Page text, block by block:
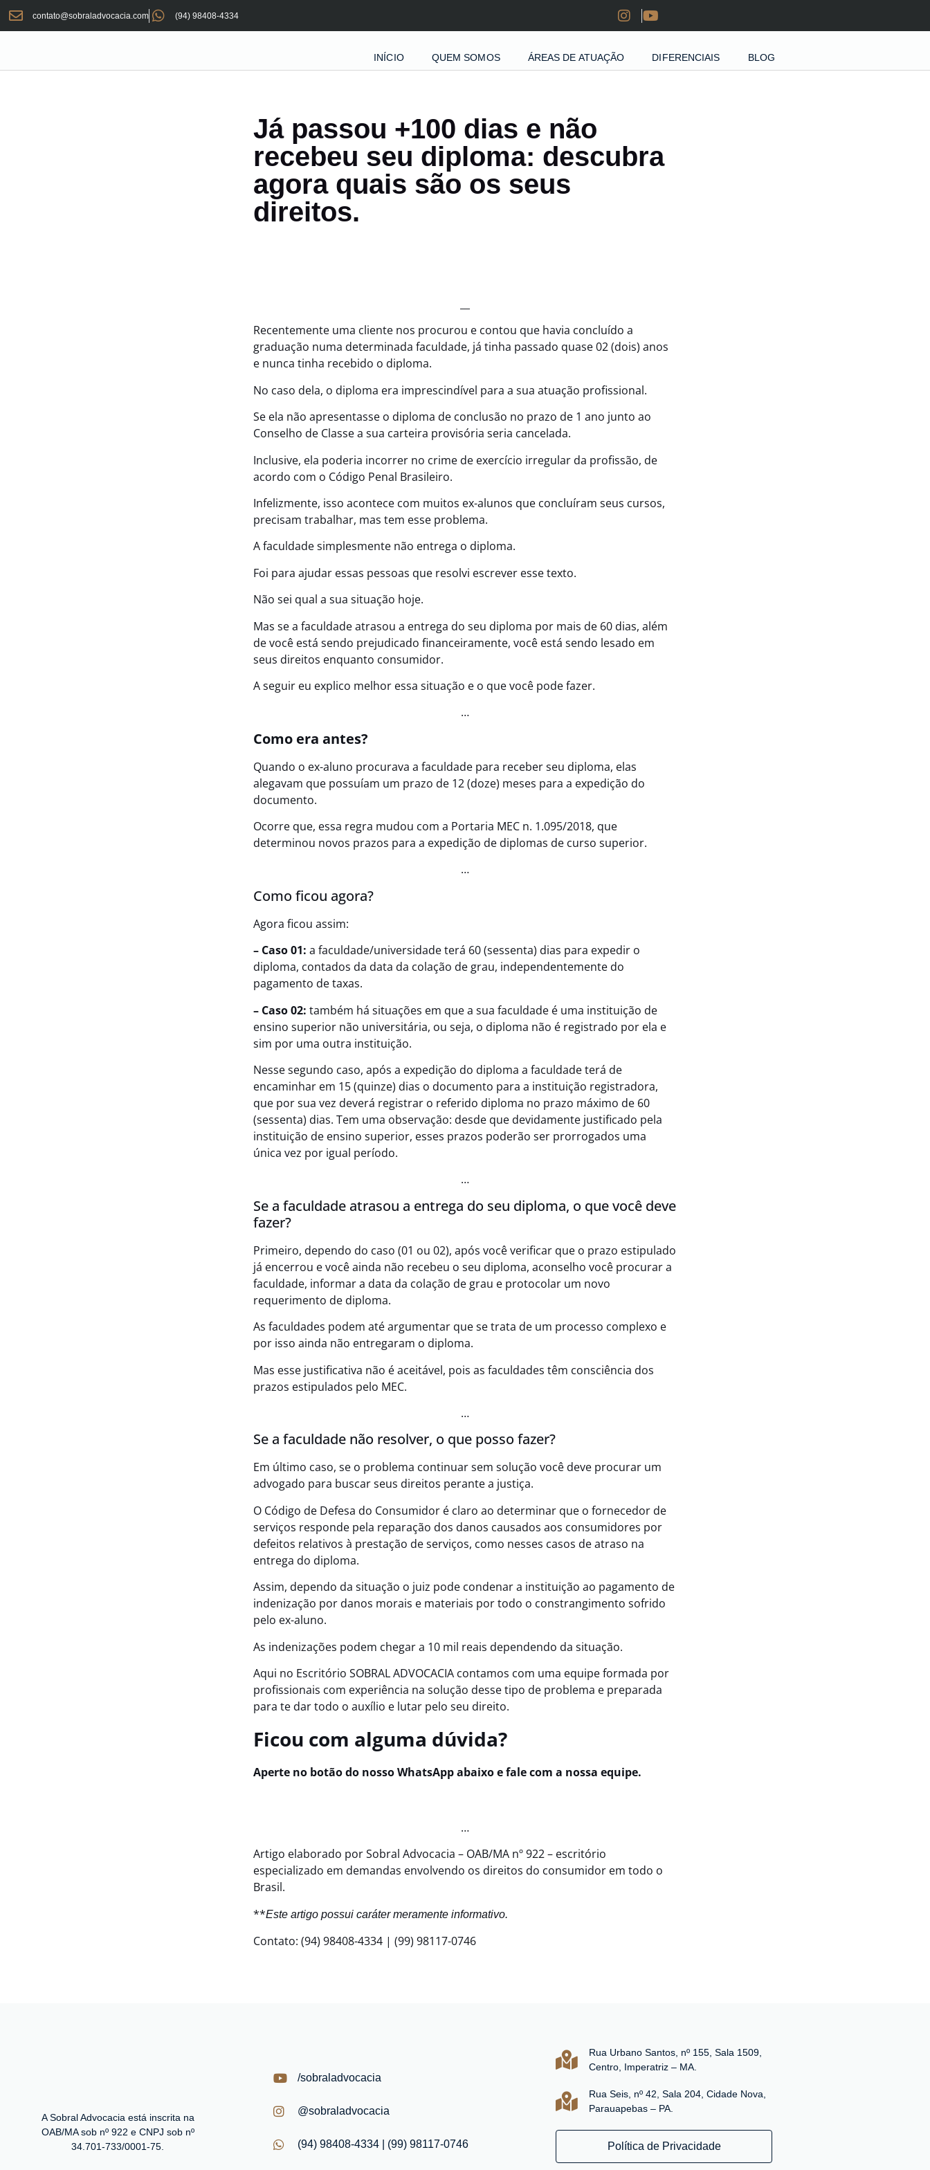
contato@sobraladvocacia.com (94) 98408-4334
INÍCIO QUEM SOMOS ÁREAS DE ATUAÇÃO DIFERENCIAIS BLOG
Já passou +100 dias e não
recebeu seu diploma: descubra
agora quais são os seus
direitos.
Recentemente uma cliente nos procurou e contou que havia concluído a
graduação numa determinada faculdade, já tinha passado quase 02 (dois) anos
e nunca tinha recebido o diploma.
No caso dela, o diploma era imprescindível para a sua atuação profissional.
Se ela não apresentasse o diploma de conclusão no prazo de 1 ano junto ao
Conselho de Classe a sua carteira provisória seria cancelada.
Inclusive, ela poderia incorrer no crime de exercício irregular da profissão, de
acordo com o Código Penal Brasileiro.
Infelizmente, isso acontece com muitos ex-alunos que concluíram seus cursos,
precisam trabalhar, mas tem esse problema.
A faculdade simplesmente não entrega o diploma.
Foi para ajudar essas pessoas que resolvi escrever esse texto.
Não sei qual a sua situação hoje.
Mas se a faculdade atrasou a entrega do seu diploma por mais de 60 dias, além
de você está sendo prejudicado financeiramente, você está sendo lesado em
seus direitos enquanto consumidor.
A seguir eu explico melhor essa situação e o que você pode fazer.
…
Como era antes?
Quando o ex-aluno procurava a faculdade para receber seu diploma, elas
alegavam que possuíam um prazo de 12 (doze) meses para a expedição do
documento.
Ocorre que, essa regra mudou com a Portaria MEC n. 1.095/2018, que
determinou novos prazos para a expedição de diplomas de curso superior.
…
Como ficou agora?
Agora ficou assim:
– Caso 01: a faculdade/universidade terá 60 (sessenta) dias para expedir o
diploma, contados da data da colação de grau, independentemente do
pagamento de taxas.
– Caso 02: também há situações em que a sua faculdade é uma instituição de
ensino superior não universitária, ou seja, o diploma não é registrado por ela e
sim por uma outra instituição.
Nesse segundo caso, após a expedição do diploma a faculdade terá de
encaminhar em 15 (quinze) dias o documento para a instituição registradora,
que por sua vez deverá registrar o referido diploma no prazo máximo de 60
(sessenta) dias. Tem uma observação: desde que devidamente justificado pela
instituição de ensino superior, esses prazos poderão ser prorrogados uma
única vez por igual período.
…
Se a faculdade atrasou a entrega do seu diploma, o que você deve
fazer?
Primeiro, dependo do caso (01 ou 02), após você verificar que o prazo estipulado
já encerrou e você ainda não recebeu o seu diploma, aconselho você procurar a
faculdade, informar a data da colação de grau e protocolar um novo
requerimento de diploma.
As faculdades podem até argumentar que se trata de um processo complexo e
por isso ainda não entregaram o diploma.
Mas esse justificativa não é aceitável, pois as faculdades têm consciência dos
prazos estipulados pelo MEC.
…
Se a faculdade não resolver, o que posso fazer?
Em último caso, se o problema continuar sem solução você deve procurar um
advogado para buscar seus direitos perante a justiça.
O Código de Defesa do Consumidor é claro ao determinar que o fornecedor de
serviços responde pela reparação dos danos causados aos consumidores por
defeitos relativos à prestação de serviços, como nesses casos de atraso na
entrega do diploma.
Assim, dependo da situação o juiz pode condenar a instituição ao pagamento de
indenização por danos morais e materiais por todo o constrangimento sofrido
pelo ex-aluno.
As indenizações podem chegar a 10 mil reais dependendo da situação.
Aqui no Escritório SOBRAL ADVOCACIA contamos com uma equipe formada por
profissionais com experiência na solução desse tipo de problema e preparada
para te dar todo o auxílio e lutar pelo seu direito.
Ficou com alguma dúvida?
Aperte no botão do nosso WhatsApp abaixo e fale com a nossa equipe.
…
Artigo elaborado por Sobral Advocacia – OAB/MA nº 922 – escritório
especializado em demandas envolvendo os direitos do consumidor em todo o
Brasil.
**Este artigo possui caráter meramente informativo.
Contato: (94) 98408-4334 | (99) 98117-0746
A Sobral Advocacia está inscrita na
OAB/MA sob nº 922 e CNPJ sob nº
34.701-733/0001-75.
/sobraladvocacia
@sobraladvocacia
(94) 98408-4334 | (99) 98117-0746
Rua Urbano Santos, nº 155, Sala 1509,
Centro, Imperatriz – MA.
Rua Seis, nº 42, Sala 204, Cidade Nova,
Parauapebas – PA.
Política de Privacidade